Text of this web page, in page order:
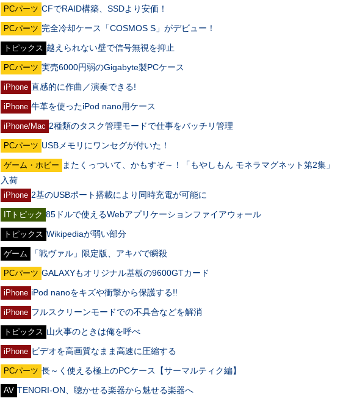
PCパーツ CFでRAID構築、SSDより安価！
PCパーツ 完全冷却ケース「COSMOS S」がデビュー！
トピックス 越えられない壁で信号無視を抑止
PCパーツ 実売6000円弱のGigabyte製PCケース
iPhone 直感的に作曲／演奏できる!
iPhone 牛革を使ったiPod nano用ケース
iPhone/Mac 2種類のタスク管理モードで仕事をバッチリ管理
PCパーツ USBメモリにワンセグが付いた！
ゲーム・ホビー またくっついて、かもすぞ～！「もやしもん モネラマグネット第2集」
入荷
iPhone 2基のUSBポート搭載により同時充電が可能に
ITトピック 85ドルで使えるWebアプリケーションファイアウォール
トピックス Wikipediaが弱い部分
ゲーム 「戦ヴァル」限定版、アキバで瞬殺
PCパーツ GALAXYもオリジナル基板の9600GTカード
iPhone iPod nanoをキズや衝撃から保護する!!
iPhone フルスクリーンモードでの不具合などを解消
トピックス 山火事のときは俺を呼べ
iPhone ビデオを高画質なまま高速に圧縮する
PCパーツ 長～く使える極上のPCケース【サーマルティク編】
AV TENORI-ON、聴かせる楽器から魅せる楽器へ